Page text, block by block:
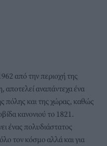
από την περιοχή της
αναπάντεχα ένα
πόλης και της χώρας, καθώς
κανονιού το 1821.
ένας πολυδιάστατος
τον κόσμο αλλά και για